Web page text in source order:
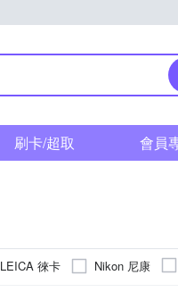
刷卡/超取 會員
LEICA 徠卡 Nikon 尼康